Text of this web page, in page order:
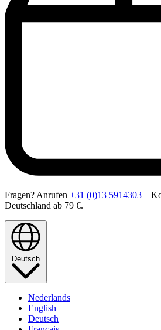
Fragen? Anrufen +31 (0)13 5914303
Deutschland ab 79 €.
Deutsch
Nederlands
English
Deutsch